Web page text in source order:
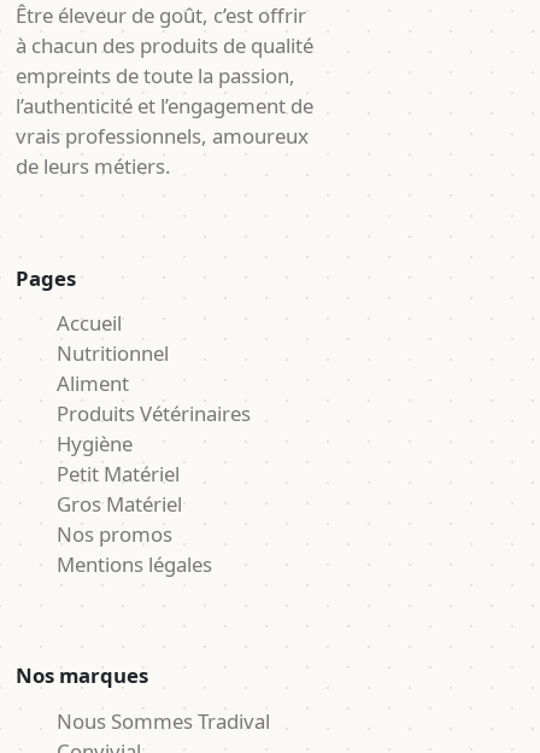
Être éleveur de goût, c’est offrir
à chacun des produits de qualité
empreints de toute la passion,
l’authenticité et l’engagement de
vrais professionnels, amoureux
de leurs métiers.
Pages
Accueil
Nutritionnel
Aliment
Produits Vétérinaires
Hygiène
Petit Matériel
Gros Matériel
Nos promos
Mentions légales
Nos marques
Nous Sommes Tradival